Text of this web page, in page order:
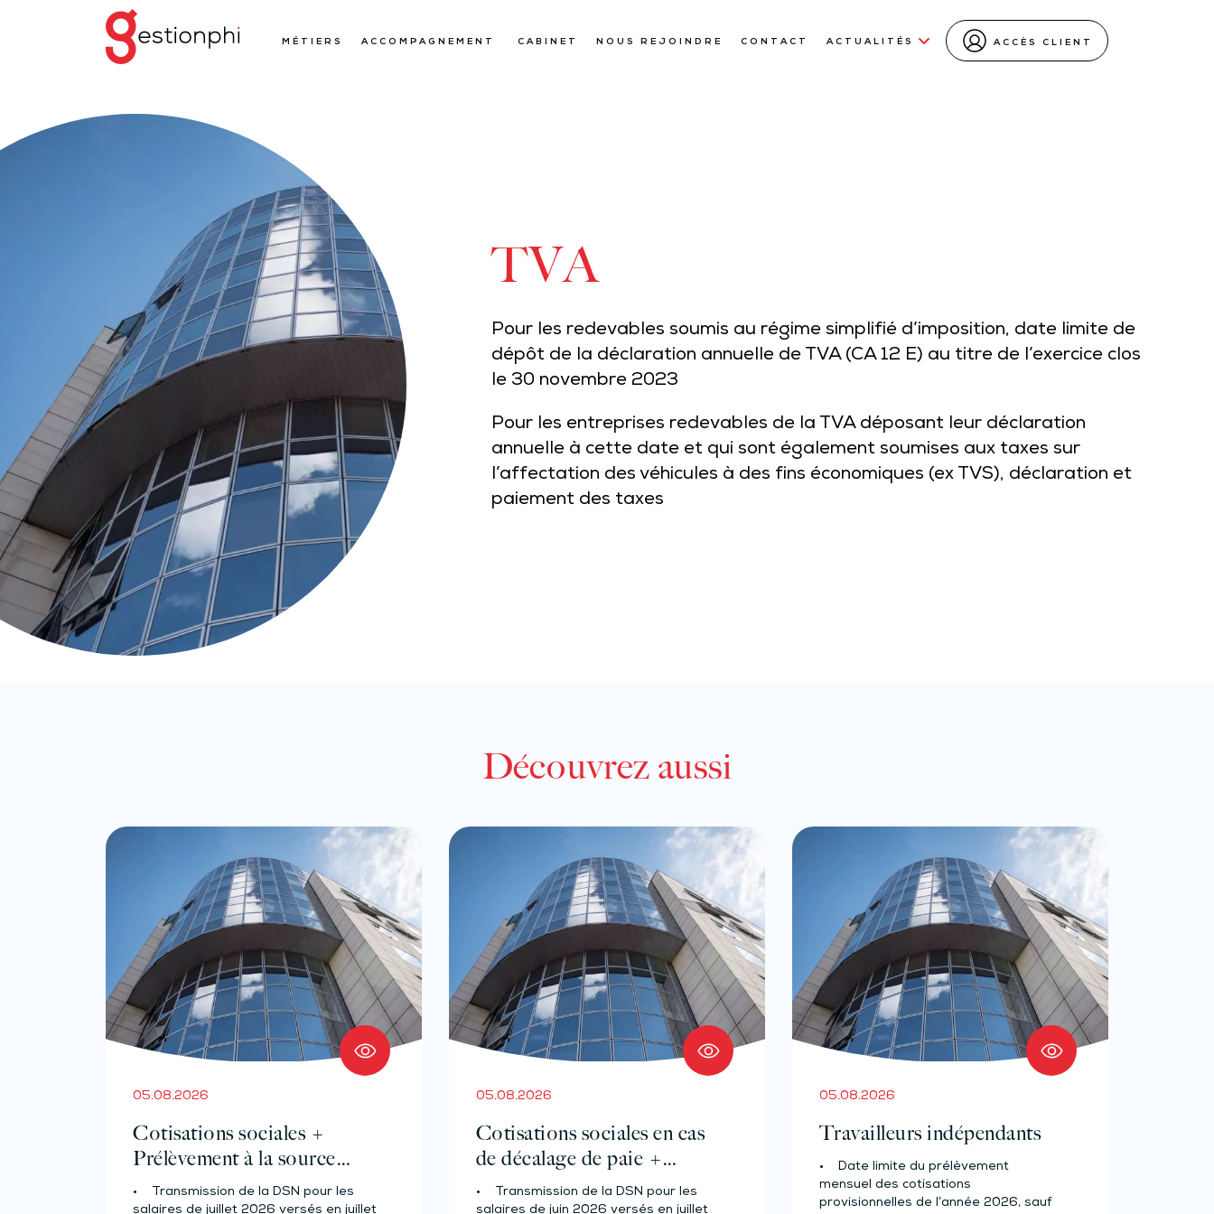
MÉTIERS ACCOMPAGNEMENT CABINET NOUS REJOINDRE CONTACT ACTUALITÉS ACCÈS CLIENT
TVA
Pour les redevables soumis au régime simplifié d’imposition, date limite de
dépôt de la déclaration annuelle de TVA (CA 12 E) au titre de l’exercice clos
le 30 novembre 2023
Pour les entreprises redevables de la TVA déposant leur déclaration
annuelle à cette date et qui sont également soumises aux taxes sur
l’affectation des véhicules à des fins économiques (ex TVS), déclaration et
paiement des taxes
Découvrez aussi
05.08.2026
Cotisations sociales +
Prélèvement à la source
pour les salariés et assimilés
(effectif d’au moins 50
• Transmission de la DSN pour les
salaires de juillet 2026 versés en juillet
05.08.2026
Cotisations sociales en cas
de décalage de paie +
Prélèvement à la source des
salariés et assimilés (effectif
• Transmission de la DSN pour les
salaires de juin 2026 versés en juillet
05.08.2026
Travailleurs indépendants
• Date limite du prélèvement
mensuel des cotisations
provisionnelles de l’année 2026, sauf